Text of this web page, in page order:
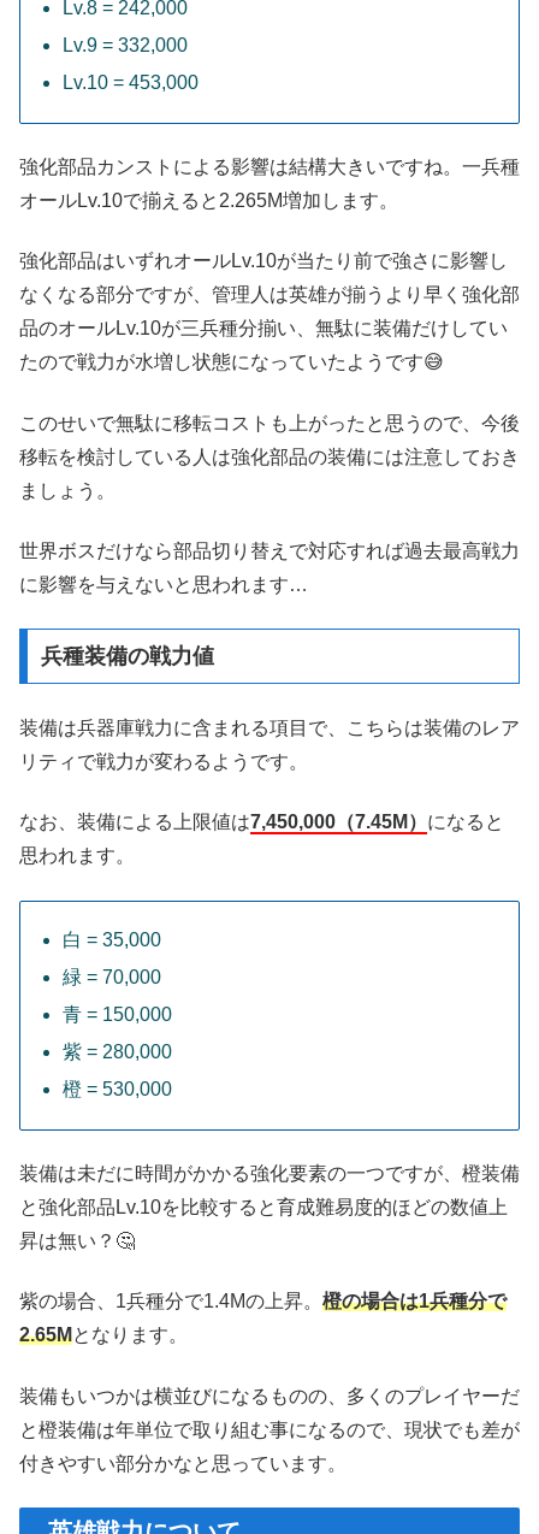
Lv.8 = 242,000
Lv.9 = 332,000
Lv.10 = 453,000
強化部品カンストによる影響は結構大きいですね。一兵種
オールLv.10で揃えると2.265M増加します。
強化部品はいずれオールLv.10が当たり前で強さに影響し
なくなる部分ですが、管理人は英雄が揃うより早く強化部
品のオールLv.10が三兵種分揃い、無駄に装備だけしてい
たので戦力が水増し状態になっていたようです😅
このせいで無駄に移転コストも上がったと思うので、今後
移転を検討している人は強化部品の装備には注意しておき
ましょう。
世界ボスだけなら部品切り替えで対応すれば過去最高戦力
に影響を与えないと思われます…
兵種装備の戦力値
装備は兵器庫戦力に含まれる項目で、こちらは装備のレア
リティで戦力が変わるようです。
なお、装備による上限値は7,450,000（7.45M） になると
思われます。
白 = 35,000
緑 = 70,000
青 = 150,000
紫 = 280,000
橙 = 530,000
装備は未だに時間がかかる強化要素の一つですが、橙装備
と強化部品Lv.10を比較すると育成難易度的ほどの数値上
昇は無い？🤔
紫の場合、1兵種分で1.4Mの上昇。 橙の場合は1兵種分で
2.65Mとなります。
装備もいつかは横並びになるものの、多くのプレイヤーだ
と橙装備は年単位で取り組む事になるので、現状でも差が
付きやすい部分かなと思っています。